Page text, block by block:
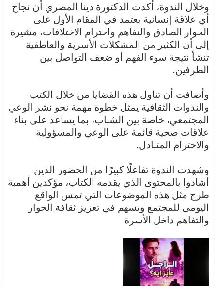
وخلال الندوة، أكدت الدكتورة دينا المصري أن نجاح
أي علاقة إنسانية يعتمد في المقام الأول على
الحوار الصادق والتفاهم واحترام الاختلافات، مشيرة
إلى أن الكثير من المشكلات الأسرية والعاطفية
تنشأ نتيجة سوء الفهم أو ضعف التواصل بين
الطرفين.
وأضافت أن تناول هذه القضايا من خلال الكتب
والندوات الثقافية يمثل خطوة مهمة نحو نشر الوعي
المجتمعي، خاصة بين الشباب، بما يساعد على بناء
علاقات صحية قائمة على الوعي والمسؤولية
والاحترام المتبادل.
وشهدت الندوة تفاعلًا كبيرًا من الحضور الذين
أشادوا بالمحتوى الذي يقدمه الكتاب، مؤكدين أهمية
طرح مثل هذه الموضوعات التي تمس الواقع
اليومي للمجتمع وتسهم في تعزيز ثقافة الحوار
والتفاهم داخل الأسرة